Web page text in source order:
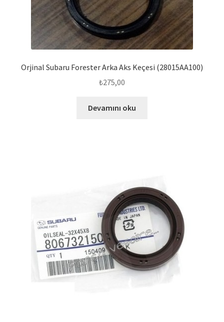
Orjinal Subaru Forester Arka Aks Keçesi (28015AA100)
₺275,00
Devamını oku